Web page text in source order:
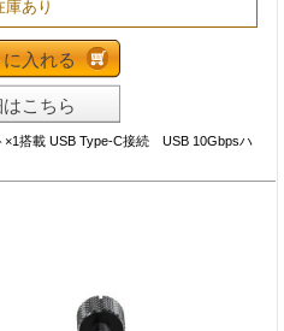
庫あり
入れる
こちら
×1搭載 USB Type-C接続 USB 10Gbpsハ